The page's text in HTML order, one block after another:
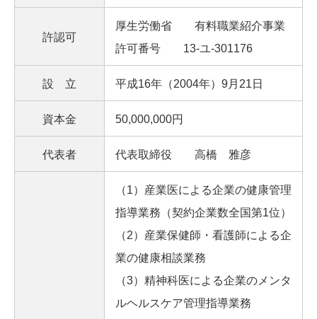
許認可
厚生労働省 有料職業紹介事業
許可番号 13-ユ-301176
設 立 平成16年（2004年）9月21日
資本金 50,000,000円
代表者 代表取締役 高橋 雅彦
（1）産業医による企業の健康管理
指導業務（契約企業数全国第1位）
（2）産業保健師・看護師による企
業の健康相談業務
（3）精神科医による企業のメンタ
ルヘルスケア管理指導業務